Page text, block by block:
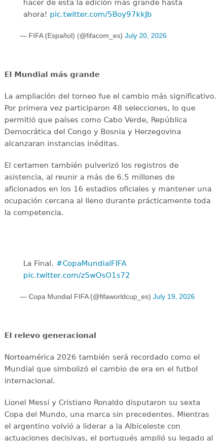
hacer de esta la edición más grande hasta
ahora! pic.twitter.com/5Boy97kkJb
— FIFA (Español) (@fifacom_es) July 20, 2026
El Mundial más grande
La ampliación del torneo fue el cambio más significativo.
Por primera vez participaron 48 selecciones, lo que
permitió que países como Cabo Verde, República
Democrática del Congo y Bosnia y Herzegovina
alcanzaran instancias inéditas.
El certamen también pulverizó los registros de
asistencia, al reunir a más de 6.5 millones de
aficionados en los 16 estadios oficiales y mantener una
ocupación cercana al lleno durante prácticamente toda
la competencia.
La Final. ️ #CopaMundialFIFA
pic.twitter.com/zSwOsO1s72
— Copa Mundial FIFA (@fifaworldcup_es) July 19, 2026
El relevo generacional
Norteamérica 2026 también será recordado como el
Mundial que simbolizó el cambio de era en el futbol
internacional.
Lionel Messi y Cristiano Ronaldo disputaron su sexta
Copa del Mundo, una marca sin precedentes. Mientras
el argentino volvió a liderar a la Albiceleste con
actuaciones decisivas, el portugués amplió su legado al